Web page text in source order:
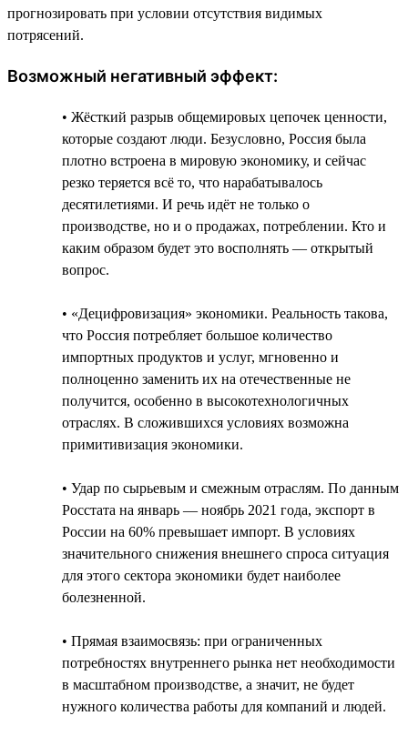
прогнозировать при условии отсутствия видимых
потрясений.
Возможный негативный эффект:
• Жёсткий разрыв общемировых цепочек ценности,
которые создают люди. Безусловно, Россия была
плотно встроена в мировую экономику, и сейчас
резко теряется всё то, что нарабатывалось
десятилетиями. И речь идёт не только о
производстве, но и о продажах, потреблении. Кто и
каким образом будет это восполнять — открытый
вопрос.
• «Децифровизация» экономики. Реальность такова,
что Россия потребляет большое количество
импортных продуктов и услуг, мгновенно и
полноценно заменить их на отечественные не
получится, особенно в высокотехнологичных
отраслях. В сложившихся условиях возможна
примитивизация экономики.
• Удар по сырьевым и смежным отраслям. По данным
Росстата на январь — ноябрь 2021 года, экспорт в
России на 60% превышает импорт. В условиях
значительного снижения внешнего спроса ситуация
для этого сектора экономики будет наиболее
болезненной.
• Прямая взаимосвязь: при ограниченных
потребностях внутреннего рынка нет необходимости
в масштабном производстве, а значит, не будет
нужного количества работы для компаний и людей.